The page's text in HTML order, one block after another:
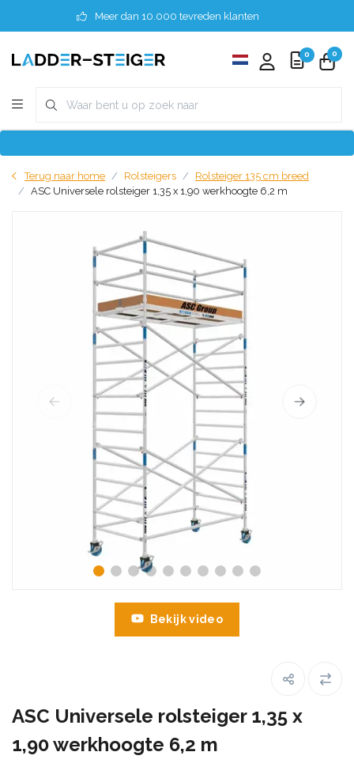
Meer dan 10.000 tevreden klanten
0 0
Terug naar home Rolsteigers
Rolsteiger 135 cm breed
ASC Universele rolsteiger 1,35 x 1,90 werkhoogte 6,2 m
Bekijk video
ASC Universele rolsteiger 1,35 x
1,90 werkhoogte 6,2 m